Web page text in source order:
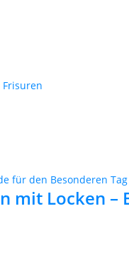
Frisuren
Locken –